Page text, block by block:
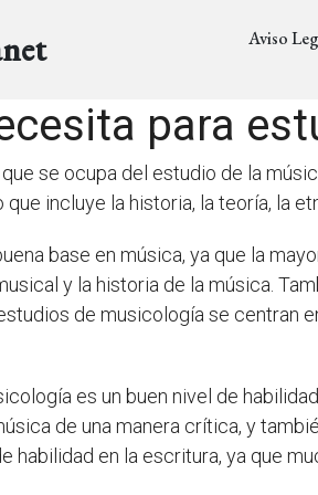
Aviso
para
se ocupa del estudio de la
incluye la historia, la teoría, la
base en música, ya que la
y la historia de la música.
de musicología se centran
es un buen nivel de
de una manera crítica, y
habilidad en la escritura, ya que